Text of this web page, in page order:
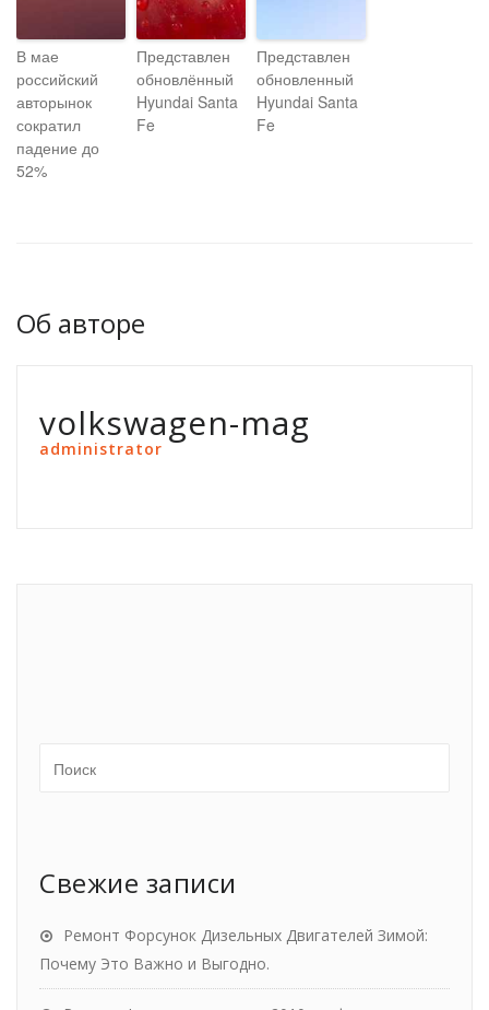
В мае
российский
авторынок
сократил
падение до
52%
Представлен
обновлённый
Hyundai Santa
Fe
Представлен
обновленный
Hyundai Santa
Fe
Об авторе
volkswagen-mag
administrator
Свежие записи
Ремонт Форсунок Дизельных Двигателей Зимой:
Почему Это Важно и Выгодно.